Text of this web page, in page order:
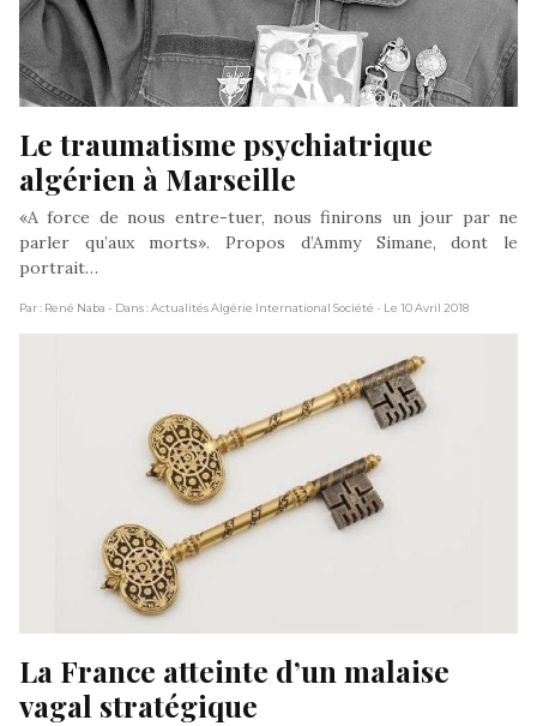
Le traumatisme psychiatrique
algérien à Marseille
«A force de nous entre-tuer, nous finirons un jour par ne
parler qu’aux morts». Propos d’Ammy Simane, dont le
portrait…
Par : René Naba - Dans : Actualités Algérie International Société - Le 10 Avril 2018
La France atteinte d’un malaise
vagal stratégique